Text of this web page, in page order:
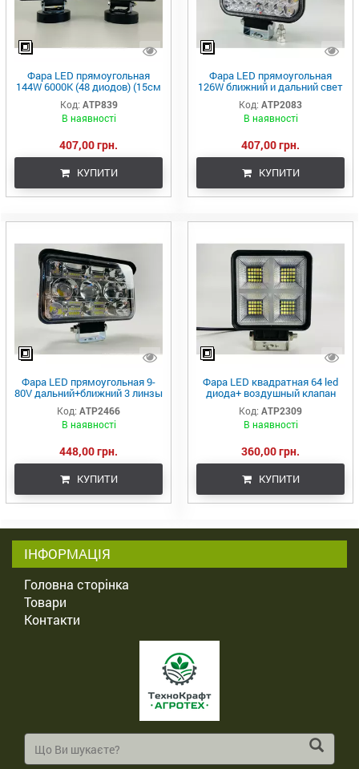
Фара LED прямоугольная
144W 6000K (48 диодов) (15см
х 11см х 3см) (ближний +
дальний) ОБЛЕГЧЕННЫЙ
КОРПУС!
Код: ATP839
В наявності
407,00 грн.
КУПИТИ
Фара LED прямоугольная
126W ближний и дальний свет
42 led диода 6500K
Код: ATP2083
В наявності
407,00 грн.
КУПИТИ
Фара LED прямоугольная 9-
80V дальний+ближний 3 линзы
27 LED чип тип 3030+3570
Код: ATP2466
В наявності
448,00 грн.
КУПИТИ
Фара LED квадратная 64 led
диода+ воздушный клапан
6500К 9-80В led chip 3030 IP67
Код: ATP2309
В наявності
360,00 грн.
КУПИТИ
ІНФОРМАЦІЯ
Головна сторінка
Товари
Контакти